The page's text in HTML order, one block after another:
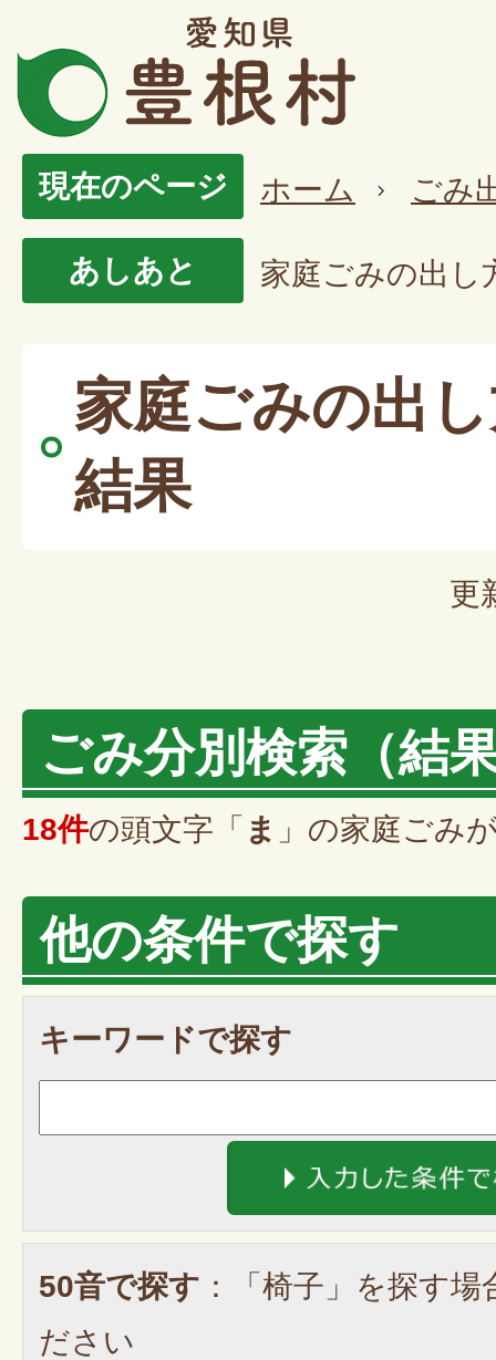
現在のページ ホーム ごみ
あしあと 家庭ごみの出し
家庭ごみの出
結果
更
ごみ分別検索 （結
18件の頭文字「 ま 」の家庭ごみ
他の条件で探す
キーワードで探す
50音で探す ：「椅子」を探す
ださい